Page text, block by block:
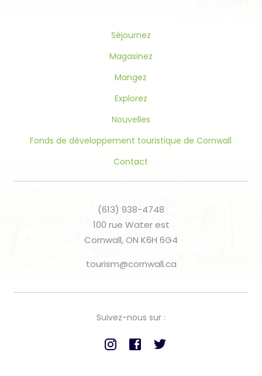
Séjournez
Magasinez
Mangez
Explorez
Nouvelles
Fonds de développement touristique de Cornwall
Contact
(613) 938-4748
100 rue Water est
Cornwall, ON K6H 6G4
tourism@cornwall.ca
Suivez-nous sur :